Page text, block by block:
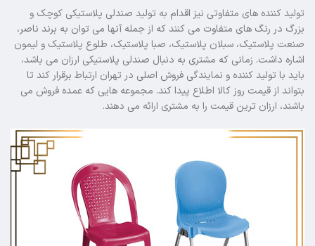
تولید کننده های متفاوتی نیز اقدام به تولید صندلی پلاستیکی کوچک و
بزرگ در رنگ های متفاوت می کنند که از جمله آنها می توان به برند ناصر،
صنعت پلاستیک، سبلان پلاستیک، صبا پلاستیک، طلوع پلاستیک و لیمون
اشاره داشت. زمانی که مشتری به دنبال صندلی پلاستیکی ارزان می باشد،
باید با تولید کننده و نمایندگی فروش اصلی در تهران ارتباط برقرار کند تا
بتواند از قیمت روز کالا اطلاع پیدا کند. مجموعه هایی که عمده فروش می
باشند، ارزان ترین قیمت را به مشتری ارائه می دهند.